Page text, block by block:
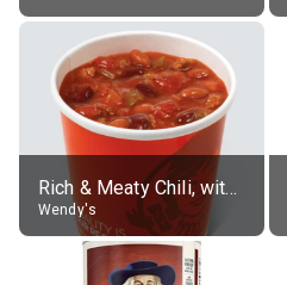
Rich & Meaty Chili, without toppings, large
Wendy's